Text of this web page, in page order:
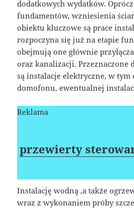
dodatkowych wydatków.
fundamentów, wzniesienia
obiektu kluczowe są prace
rozpoczyna się już na etapie
obejmują one głównie
oraz kanalizacji. Przeznaczone
są instalacje elektryczne, w tym
domofonu, ewentualnej
Reklama
przewierty
Instalację wodną ,a także
wraz z wykonaniem próby